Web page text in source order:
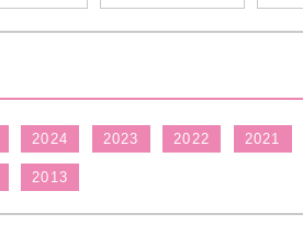
2024 2023 2022 2021
2013